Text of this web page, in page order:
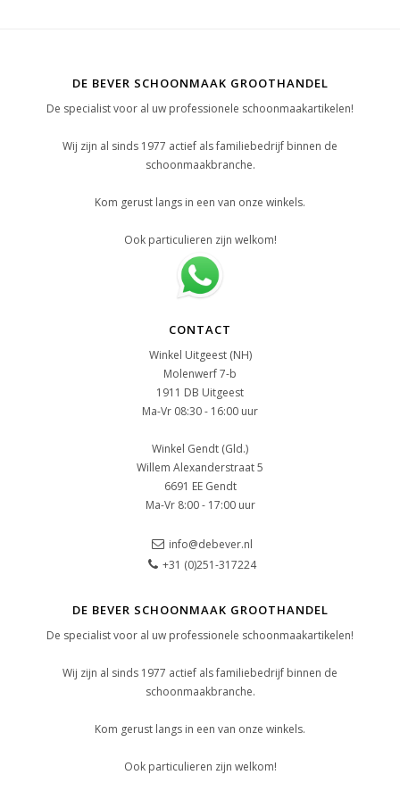
DE BEVER SCHOONMAAK GROOTHANDEL
De specialist voor al uw professionele schoonmaakartikelen!
Wij zijn al sinds 1977 actief als familiebedrijf binnen de
schoonmaakbranche.
Kom gerust langs in een van onze winkels.
Ook particulieren zijn welkom!
CONTACT
Winkel Uitgeest (NH)
Molenwerf 7-b
1911 DB Uitgeest
Ma-Vr 08:30 - 16:00 uur
Winkel Gendt (Gld.)
Willem Alexanderstraat 5
6691 EE Gendt
Ma-Vr 8:00 - 17:00 uur
info@debever.nl
+31 (0)251-317224
DE BEVER SCHOONMAAK GROOTHANDEL
De specialist voor al uw professionele schoonmaakartikelen!
Wij zijn al sinds 1977 actief als familiebedrijf binnen de
schoonmaakbranche.
Kom gerust langs in een van onze winkels.
Ook particulieren zijn welkom!